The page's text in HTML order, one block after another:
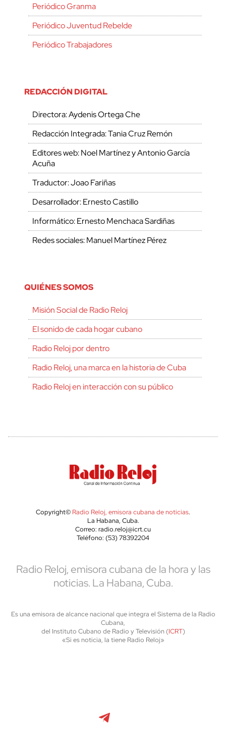
Periódico Granma
Periódico Juventud Rebelde
Periódico Trabajadores
REDACCIÓN DIGITAL
Directora: Aydenis Ortega Che
Redacción Integrada: Tania Cruz Remón
Editores web: Noel Martínez y Antonio García
Acuña
Traductor: Joao Fariñas
Desarrollador: Ernesto Castillo
Informático: Ernesto Menchaca Sardiñas
Redes sociales: Manuel Martínez Pérez
QUIÉNES SOMOS
Misión Social de Radio Reloj
El sonido de cada hogar cubano
Radio Reloj por dentro
Radio Reloj, una marca en la historia de Cuba
Radio Reloj en interacción con su público
Copyright© Radio Reloj, emisora cubana de noticias.
La Habana, Cuba.
Correo: radio.reloj@icrt.cu
Teléfono: (53) 78392204
Radio Reloj, emisora cubana de la hora y las
noticias. La Habana, Cuba.
Es una emisora de alcance nacional que integra el Sistema de la Radio
Cubana,
del Instituto Cubano de Radio y Televisión (ICRT)
«Si es noticia, la tiene Radio Reloj»